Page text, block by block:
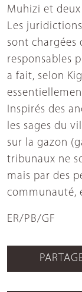
Muhizi et deux
Les
sont chargées
responsables
a fait, selon
Inspirés des
les sages du
sur la gazon
tribunaux ne
mais par des
communauté,
ER/PB/GF